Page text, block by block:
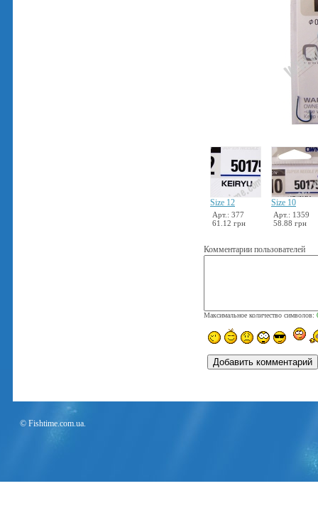
Size 12
Арт.: 377
61.12 грн
Size 10
Арт.: 1359
58.88 грн
Комментарии пользователей
Максимальное количество символов:
© Fishtime.com.ua.